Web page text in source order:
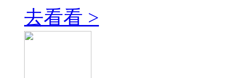
去看看 >